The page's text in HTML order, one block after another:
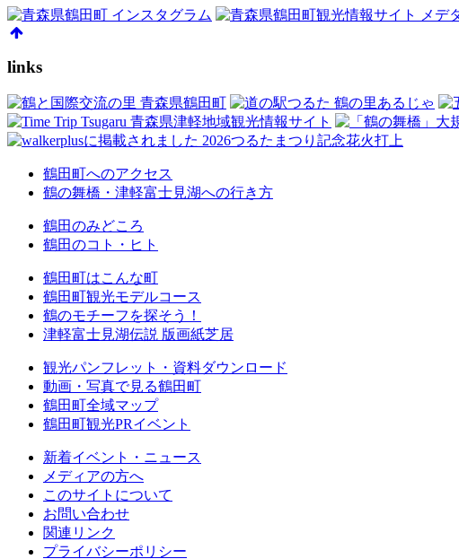
links
鶴田町へのアクセス
鶴の舞橋・津軽富士見湖への行き方
鶴田のみどころ
鶴田のコト・ヒト
鶴田町はこんな町
鶴田町観光モデルコース
鶴のモチーフを探そう！
津軽富士見湖伝説 版画紙芝居
観光パンフレット・資料ダウンロード
動画・写真で見る鶴田町
鶴田町全域マップ
鶴田町観光PRイベント
新着イベント・ニュース
メディアの方へ
このサイトについて
お問い合わせ
関連リンク
プライバシーポリシー